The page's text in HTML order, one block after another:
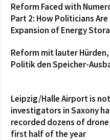
Reform Faced with
Part 2: How Politicians
Expansion of Energy
Reform mit lauter Hürden,
Politik den Speicher-
Leipzig/Halle Airport is
investigators in Saxony
recorded dozens of
first half of the year